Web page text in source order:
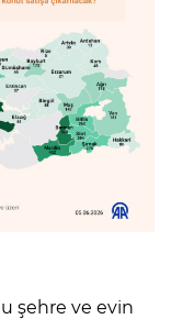
şehre ve evin